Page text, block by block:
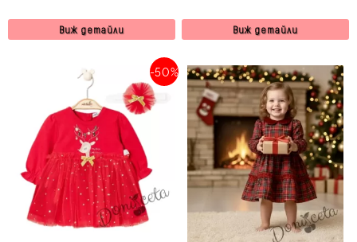
Виж детайли Виж детайли
-50%